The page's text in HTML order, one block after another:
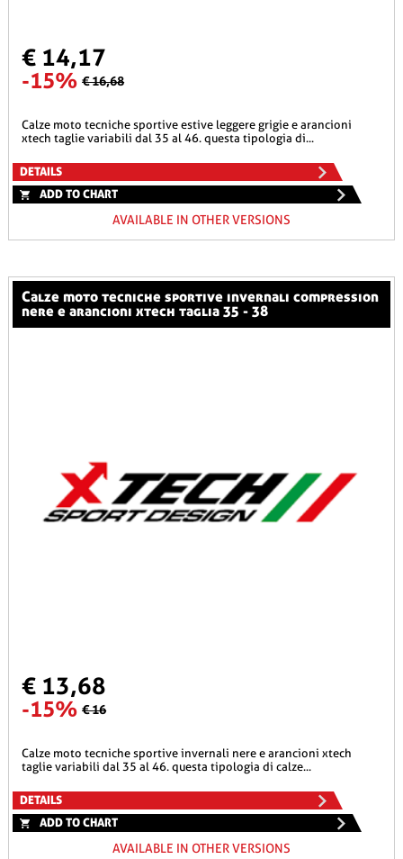
€ 14,17
-15% € 16,68
calze moto tecniche sportive estive leggere grigie e arancioni
xtech taglie variabili dal 35 al 46. questa tipologia di...
DETAILS
ADD TO CHART
AVAILABLE IN OTHER VERSIONS
calze moto tecniche sportive invernali compression
nere e arancioni xtech taglia 35 - 38
€ 13,68
-15% € 16
calze moto tecniche sportive invernali nere e arancioni xtech
taglie variabili dal 35 al 46. questa tipologia di calze...
DETAILS
ADD TO CHART
AVAILABLE IN OTHER VERSIONS